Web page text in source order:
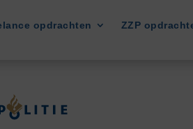
opdrachten ZZP